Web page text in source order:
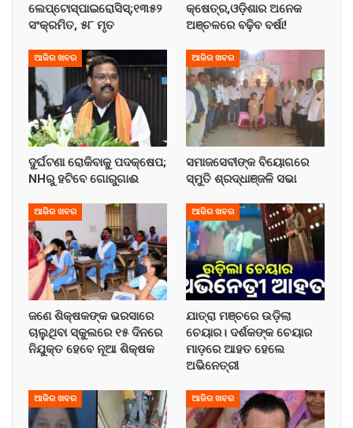
ଲେପ୍ଟୋସ୍ପାଇରୋସିସ୍;୧୩୫୨
ସଂକ୍ରମିତ, ୫୮ ମୃତ
କ୍ଷେତ୍ର,ଓଡ଼ିଶାର ଅନେକ
ଅଞ୍ଚଳରେ ବଢ଼ିବ ବର୍ଷା!
ଆଜିର ଖବର
ଦୁର୍ଘଟଣା ରୋକିବାକୁ ପଦକ୍ଷେପ;
NHରୁ ହଟିବେ ଗୋରୁଗାଈ
ଆଜିର ଖବର
ସମାଜସେବୀଙ୍କ ବିୟୋଗରେ
ସ୍ମୁତି ଶ୍ରଦ୍ଧାଞ୍ଜଳି ସଭା
ଆଜିର ଖବର
ଜଣେ ଶିକ୍ଷକଙ୍କ ଭରସାରେ
ଚାଲୁଥିବା ସ୍କୁଲରେ ୧୫ ଦିନରେ
ନିଯୁକ୍ତ ହେବେ ନୂଆ ଶିକ୍ଷକ
ଆଜିର ଖବର
ଯାତ୍ରା ମଞ୍ଚରେ ଉଡ଼ିଲା
ଚେୟାର। ଦର୍ଶକଙ୍କ ଚେୟାର
ମାଡ଼ରେ ଆହତ ହେଲେ
ଅଭିନେତ୍ରୀ
ଆଜିର ଖବର ଆଜିର ଖବର